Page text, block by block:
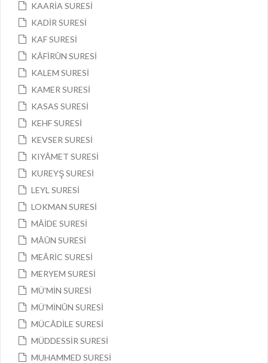
KAARİA SURESİ
KADİR SURESİ
KAF SURESİ
KÂFİRÛN SURESİ
KALEM SURESİ
KAMER SURESİ
KASAS SURESİ
KEHF SURESİ
KEVSER SURESİ
KIYÂMET SURESİ
KUREYŞ SURESİ
LEYL SURESİ
LOKMAN SURESİ
MÂİDE SURESİ
MÂÛN SURESİ
MEÂRİC SURESİ
MERYEM SURESİ
MÜ’MİN SURESİ
MÜ’MİNÛN SURESİ
MÜCÂDİLE SURESİ
MÜDDESSİR SURESİ
MUHAMMED SURESİ